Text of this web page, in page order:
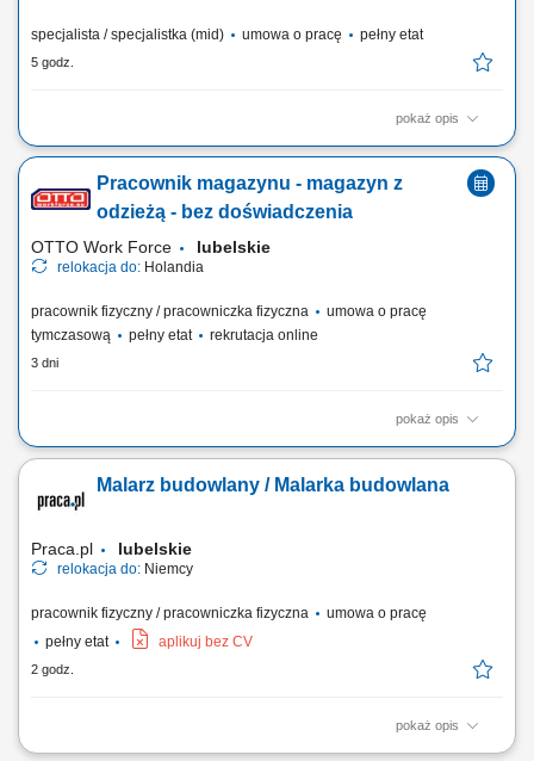
specjalista / specjalistka (mid) umowa o pracę pełny etat
5 godz.
pokaż opis
Stellenbeschreibung Deine Aufgaben Transportabwicklung: Nach der
Disposition und begleitest internationale Transporte zuverlässig durch
die operative Abwicklung; Wirtschaftliche Entscheidungen: Du
Pracownik magazynu - magazyn z
odzieżą - bez doświadczenia
OTTO Work Force lubelskie
relokacja do: Holandia
pracownik fizyczny / pracowniczka fizyczna
umowa o pracę
tymczasową
pełny etat rekrutacja online
3 dni
pokaż opis
Otrzymujesz pełną stawkę godzinową brutto w wysokości 16,36 €. Na tę
godzinę oraz dodatek ADV, dodatek urlopowy i udział w zyskach. W
zależności od Twoich obowiązków możesz też otrzymać dodatkowe
Malarz budowlany / Malarka budowlana
Praca.pl lubelskie
relokacja do: Niemcy
pracownik fizyczny / pracowniczka fizyczna
umowa o pracę
pełny etat
aplikuj bez CV
2 godz.
pokaż opis
Opis stanowiska: Kompleksowe wykonywanie prac malarskich i